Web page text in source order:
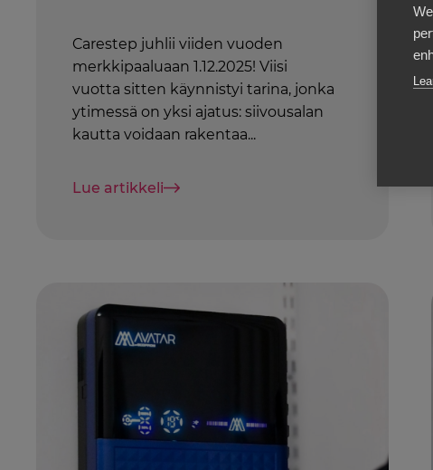
Carestep juhlii viiden vuoden
merkkipaaluaan 1.12.2025! Viisi
vuotta sitten käynnistyi tarina, jonka
ytimessä on yksi ajatus: siivousalan
kautta voidaan rakentaa...
Lue artikkeli